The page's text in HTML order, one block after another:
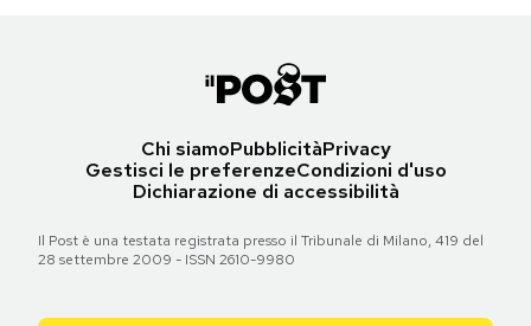
Chi siamoPubblicitàPrivacy
Gestisci le preferenzeCondizioni d'uso
Dichiarazione di accessibilità
Il Post è una testata registrata presso il Tribunale di Milano, 419 del
28 settembre 2009 - ISSN 2610-9980